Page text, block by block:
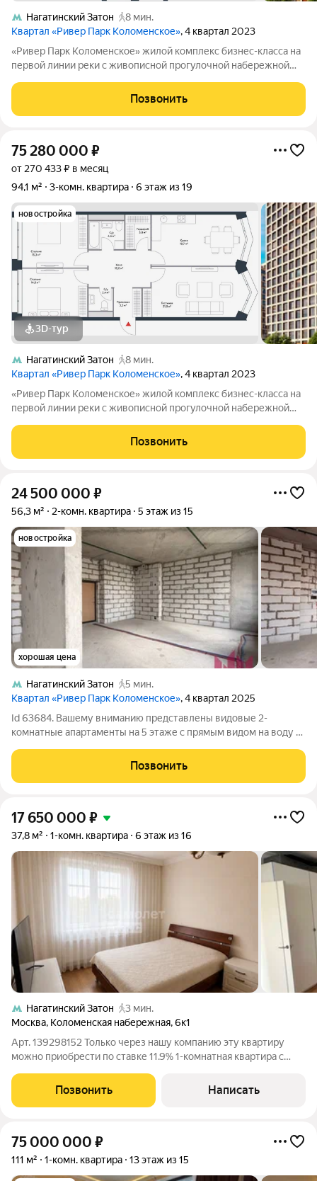
Нагатинский Затон
8 мин.
Квартал «Ривер Парк Коломенское», 4 квартал 2023
«Ривер Парк Коломенское» жилой комплекс бизнес-класса на
первой линии реки с живописной прогулочной набережной
бюро - АДМ. Корпус состоит из пяти отдельно стоящих зданий,
объединенных единым
Позвонить
75 280 000 ₽
от 270 433 ₽ в месяц
94,1 м²
3-комн. квартира 6 этаж из 19
новостройка
3D-тур
Нагатинский Затон
8 мин.
Квартал «Ривер Парк Коломенское», 4 квартал 2023
«Ривер Парк Коломенское» жилой комплекс бизнес-класса на
первой линии реки с живописной прогулочной набережной
бюро - АДМ. Корпус состоит из пяти отдельно стоящих зданий,
объединенных единым
Позвонить
24 500 000 ₽
56,3 м² 2-комн. квартира 5 этаж из 15
новостройка
хорошая цена
Нагатинский Затон
5 мин.
Квартал «Ривер Парк Коломенское», 4 квартал 2025
Id 63684. Вашему вниманию представлены видовые 2-
комнатные апартаменты на 5 этаже с прямым видом на воду в
включает в себя: -две изолированные комнаты -два
раздельных санузла -просторная
Позвонить
17 650 000 ₽
37,8 м² 1-комн. квартира 6 этаж из 16
Нагатинский Затон
3 мин.
Москва, Коломенская набережная,6к1
Арт. 139298152 Только через нашу компанию эту квартиру
можно приобрести по ставке 11.9% 1-комнатная квартира с
светлая и уютная 1-ком. квартира площадью 37,8 м на
комфортном 6 этаже 16-этажного
Позвонить Написать
75 000 000 ₽
111 м² 1-комн. квартира 13 этаж из 15